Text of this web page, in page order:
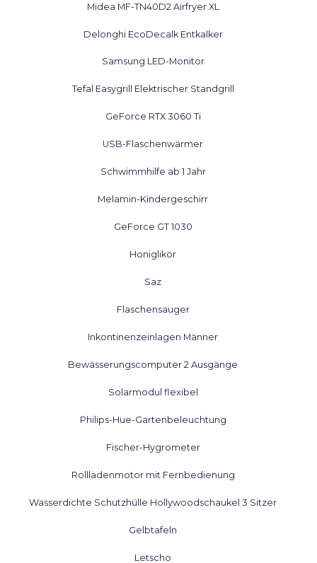
Midea MF-TN40D2 Airfryer XL
Delonghi EcoDecalk Entkalker
Samsung LED-Monitor
Tefal Easygrill Elektrischer Standgrill
GeForce RTX 3060 Ti
USB-Flaschenwärmer
Schwimmhilfe ab 1 Jahr
Melamin-Kindergeschirr
GeForce GT 1030
Honiglikör
Saz
Flaschensauger
Inkontinenzeinlagen Männer
Bewässerungscomputer 2 Ausgänge
Solarmodul flexibel
Philips-Hue-Gartenbeleuchtung
Fischer-Hygrometer
Rollladenmotor mit Fernbedienung
Wasserdichte Schutzhülle Hollywoodschaukel 3 Sitzer
Gelbtafeln
Letscho